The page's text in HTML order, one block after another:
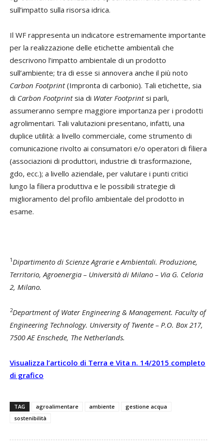
sull’impatto sulla risorsa idrica.
Il WF rappresenta un indicatore estremamente importante
per la realizzazione delle etichette ambientali che
descrivono l’impatto ambientale di un prodotto
sull’ambiente; tra di esse si annovera anche il più noto
Carbon Footprint(Impronta di carbonio). Tali etichette, sia
di Carbon Footprintsia di Water Footprintsi parli,
assumeranno sempre maggiore importanza per i prodotti
agrolimentari. Tali valutazioni presentano, infatti, una
duplice utilità: a livello commerciale, come strumento di
comunicazione rivolto ai consumatori e/o operatori di filiera
(associazioni di produttori, industrie di trasformazione,
gdo, ecc.); a livello aziendale, per valutare i punti critici
lungo la filiera produttiva e le possibili strategie di
miglioramento del profilo ambientale del prodotto in
esame.
1 Dipartimento di Scienze Agrarie e Ambientali. Produzione,
Territorio, Agroenergia – Università di Milano – Via G. Celoria
2, Milano.
2Department of Water Engineering & Management. Faculty of
Engineering Technology. University of Twente – P.O. Box 217,
7500 AE Enschede, The Netherlands.
Visualizza l’articolo di Terra e Vita n. 14/2015 completo
di grafico
TAG agroalimentare ambiente
gestione acqua
sostenibilità